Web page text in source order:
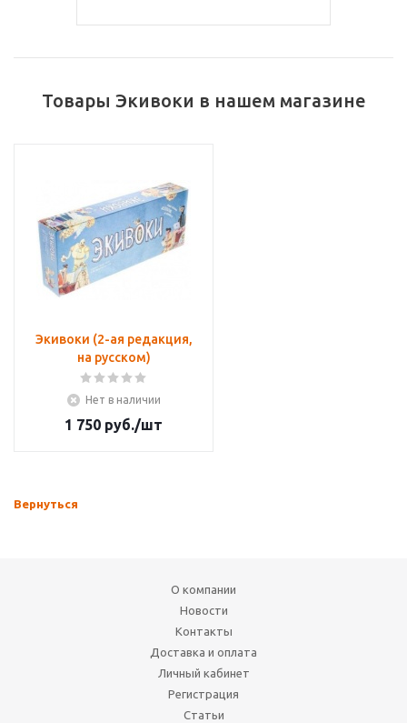
Товары Экивоки в нашем магазине
Экивоки (2-ая редакция,
на русском)
Нет в наличии
1 750 руб./шт
Вернуться
О компании
Новости
Контакты
Доставка и оплата
Личный кабинет
Регистрация
Статьи